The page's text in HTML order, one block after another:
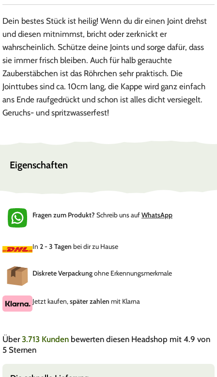
Dein bestes Stück ist heilig! Wenn du dir einen Joint drehst
und diesen mitnimmst, bricht oder zerknickt er
wahrscheinlich. Schütze deine Joints und sorge dafür, dass
sie immer frisch bleiben. Auch für halb gerauchte
Zauberstäbchen ist das Röhrchen sehr praktisch. Die
Jointtubes sind ca. 10cm lang, die Kappe wird ganz einfach
ans Ende raufgedrückt und schon ist alles dicht versiegelt.
Geruchs- und spritzwasserfest!
Eigenschaften
Fragen zum Produkt? Schreib uns aufWhatsApp
In 2 - 3 Tagen bei dir zu Hause
Diskrete Verpackungohne Erkennungsmerkmale
Jetzt kaufen,später zahlen mit Klarna
Über3.713 Kunden bewerten diesen Headshop mit 4.9 von
5 Sternen